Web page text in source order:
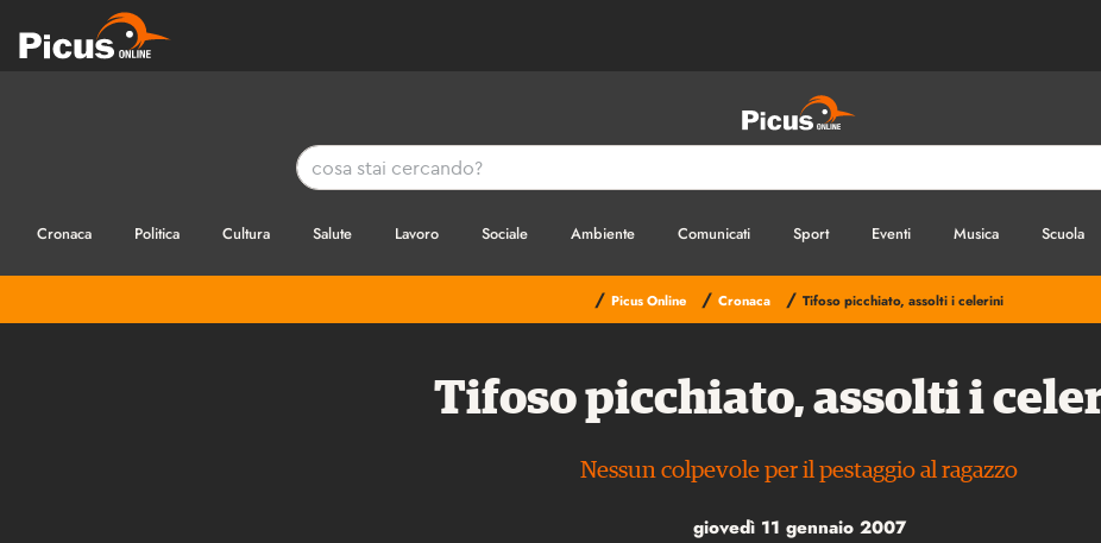
Cronaca Politica Cultura Salute Lavoro Sociale Ambiente Comunicati Sport Eventi Musica Scuola
/ Picus Online / Cronaca / Tifoso picchiato, assolti i celerini
Tifoso picchiato, assolti i
Nessun colpevole per il pestaggio al ragazzo
giovedì 11 gennaio 2007